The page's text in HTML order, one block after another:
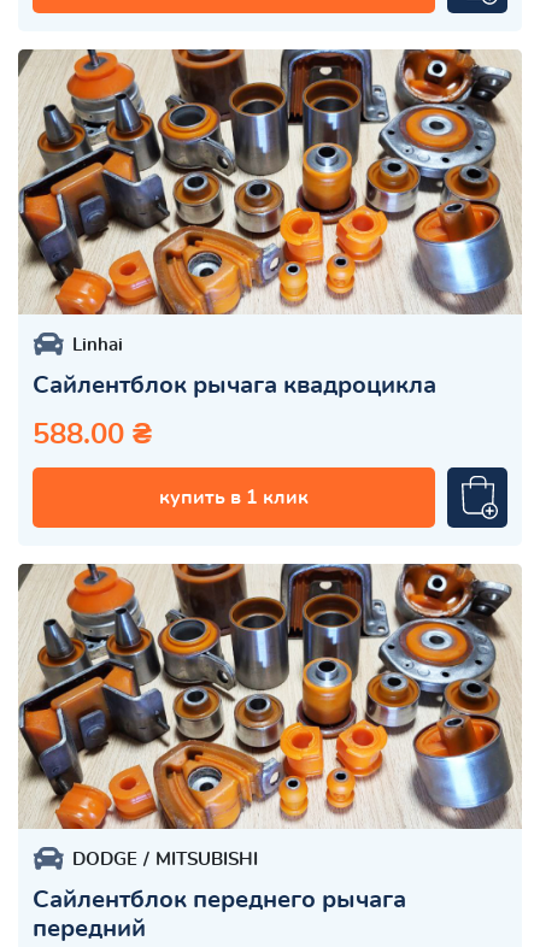
Linhai
Сайлентблок рычага квадроцикла
588.00 ₴
купить в 1 клик
DODGE MITSUBISHI
Сайлентблок переднего рычага
передний